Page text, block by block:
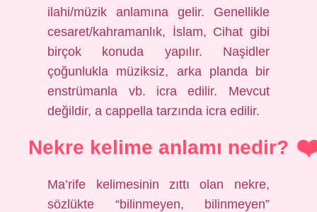
ilahi/müzik anlamına gelir. Genellikle
cesaret/kahramanlık, İslam, Cihat gibi
birçok konuda yapılır. Naşidler
çoğunlukla müziksiz, arka planda bir
enstrümanla vb. icra edilir. Mevcut
değildir, a cappella tarzında icra edilir.
Nekre kelime anlamı nedir?
Ma’rife kelimesinin zıttı olan nekre,
sözlükte “bilinmeyen, bilinmeyen”